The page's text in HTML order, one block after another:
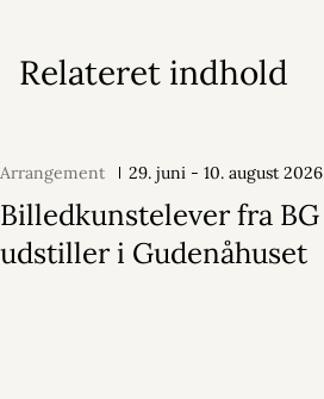
Relateret indhold
Arrangement 29. juni - 10. august 2026
Billedkunstelever fra BG
udstiller i Gudenåhuset